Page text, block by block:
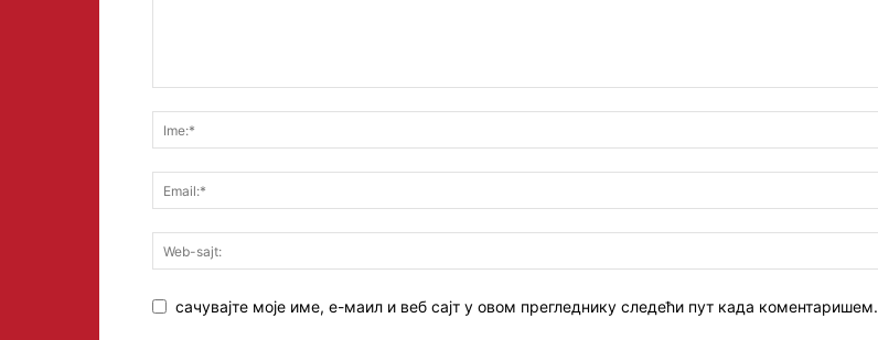
сачувајте моје име, е-маил и веб сајт у овом прегледнику следећи пут када коментаришем.